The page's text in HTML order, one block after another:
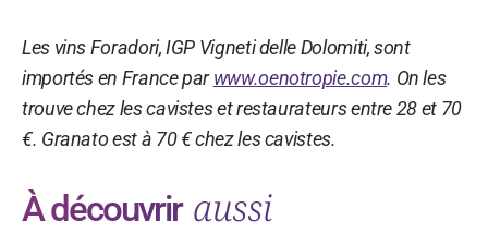
Les vins Foradori, IGP Vigneti delle Dolomiti, sont
importés en France parwww.oenotropie.com. On les
trouve chez les cavistes et restaurateurs entre 28 et 70
€. Granato est à 70 € chez les cavistes.
À découvrir aussi